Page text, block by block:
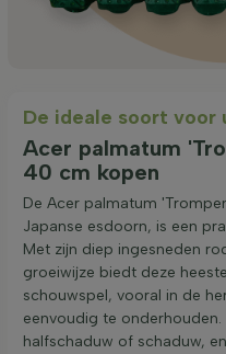
De ideale soort voor
Acer palmatum
40 cm kopen
De Acer palmatum
Japanse esdoorn, is een
Met zijn diep ingesneden
groeiwijze biedt deze
schouwspel, vooral in de
eenvoudig te
halfschaduw of schaduw,